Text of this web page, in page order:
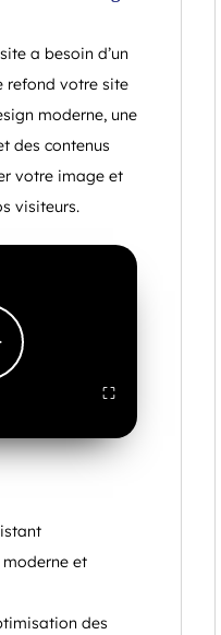
a besoin d’un
refond votre site
moderne, une
des contenus
votre image et
visiteurs.
⛶
moderne et
des